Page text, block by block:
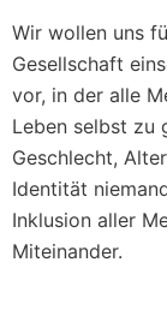
Wir wollen uns
Gesellschaft
vor, in der alle
Leben selbst zu
Geschlecht,
Identität
Inklusion aller
Miteinander.